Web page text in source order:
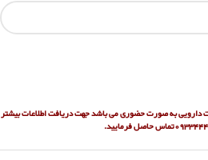
دارویی به صورت حضوری می باشد جهت دریافت اطلاعات بیشتر
حاصل فرمایید.